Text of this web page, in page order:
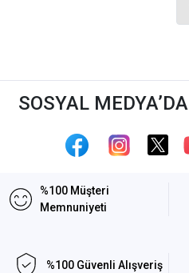
SOSYAL MEDYA’DA
%100 Müşteri
Memnuniyeti
%100 Güvenli Alışveriş